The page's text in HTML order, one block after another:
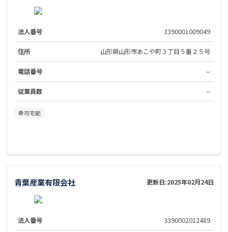
法人番号 3390001009049
住所 山形県山形市あこや町３丁目５番２５号
電話番号 --
従業員数 --
寿司宅配
青葉産業有限会社 更新日:2025年02月24日
法人番号 3390002012489